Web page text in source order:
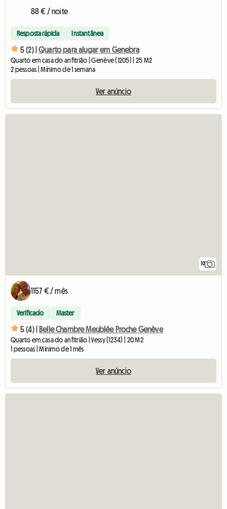
88 € / noite
Resposta rápida Instantânea
5 (2) | Quarto para alugar em Genebra
Quarto em casa do anfitrião | Genève (1205) | 25 M2
2 pessoas | Mínimo de 1 semana
Ver anúncio
10
1157 € / mês
Verificado Master
5 (4) | Belle Chambre Meublée Proche Genève
Quarto em casa do anfitrião | Vessy (1234) | 20 M2
1 pessoas | Mínimo de 1 mês
Ver anúncio